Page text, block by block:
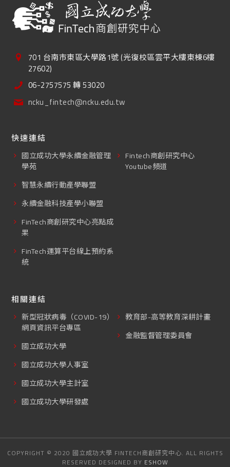
701 台南市東區大學路1號 (光復校區雲平大樓東棟6樓
27602)
06-2757575 轉 53020
ncku_fintech@ncku.edu.tw
快速連結
國立成功大學永續金融管理
學苑
智慧永續行動產學聯盟
永續金融科技產學小聯盟
FinTech商創研究中心亮點成
果
FinTech運算平台線上預約系
統
Fintech商創研究中心
Youtube頻道
相關連結
新型冠狀病毒（COVID-19）
網頁資訊平台專區
國立成功大學
國立成功大學人事室
國立成功大學主計室
國立成功大學研發處
教育部-高等教育深耕計畫
金融監督管理委員會
COPYRIGHT © 2020 國立成功大學 FINTECH商創研究中心. ALL RIGHTS
RESERVED DESIGNED BY ESHOW